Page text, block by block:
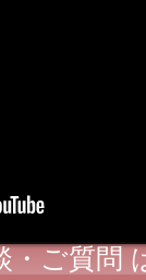
・ご質問